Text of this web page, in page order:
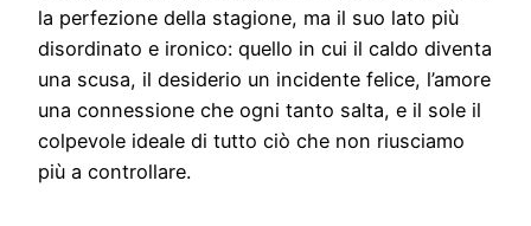
la perfezione della stagione, ma il suo lato più
disordinato e ironico: quello in cui il caldo diventa
una scusa, il desiderio un incidente felice, l’amore
una connessione che ogni tanto salta, e il sole il
colpevole ideale di tutto ciò che non riusciamo
più a controllare.